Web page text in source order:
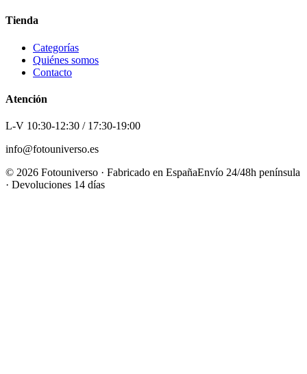
Tienda
Categorías
Quiénes somos
Contacto
Atención
L-V 10:30-12:30 / 17:30-19:00
info@fotouniverso.es
© 2026 Fotouniverso · Fabricado en EspañaEnvío 24/48h península
· Devoluciones 14 días